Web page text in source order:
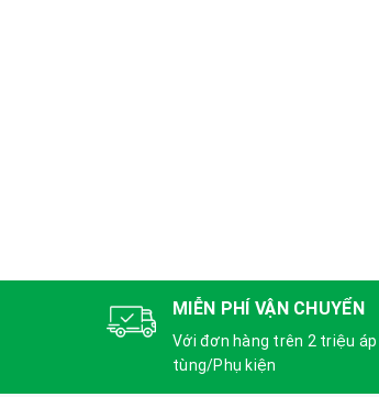
MIỄN PHÍ VẬN CHUYỂN
Với đơn hàng trên 2 triệu áp
tùng/Phụ kiện